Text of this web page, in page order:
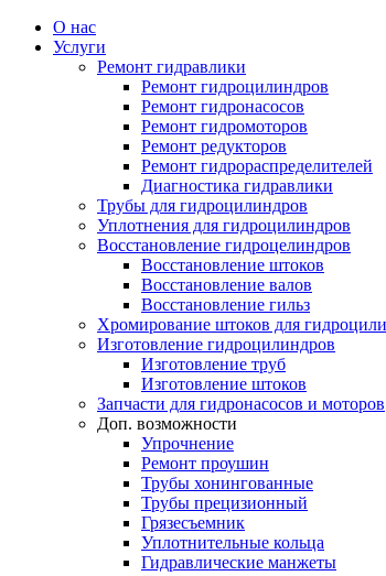
О нас
Услуги
Ремонт гидравлики
Ремонт гидроцилиндров
Ремонт гидронасосов
Ремонт гидромоторов
Ремонт редукторов
Ремонт гидрораспределителей
Диагностика гидравлики
Трубы для гидроцилиндров
Уплотнения для гидроцилиндров
Восстановление гидроцелиндров
Восстановление штоков
Восстановление валов
Восстановление гильз
Хромирование штоков для
Изготовление гидроцилиндров
Изготовление труб
Изготовление штоков
Запчасти для гидронасосов и моторов
Доп. возможности
Упрочнение
Ремонт проушин
Трубы хонингованные
Трубы прецизионный
Грязесъемник
Уплотнительные кольца
Гидравлические манжеты